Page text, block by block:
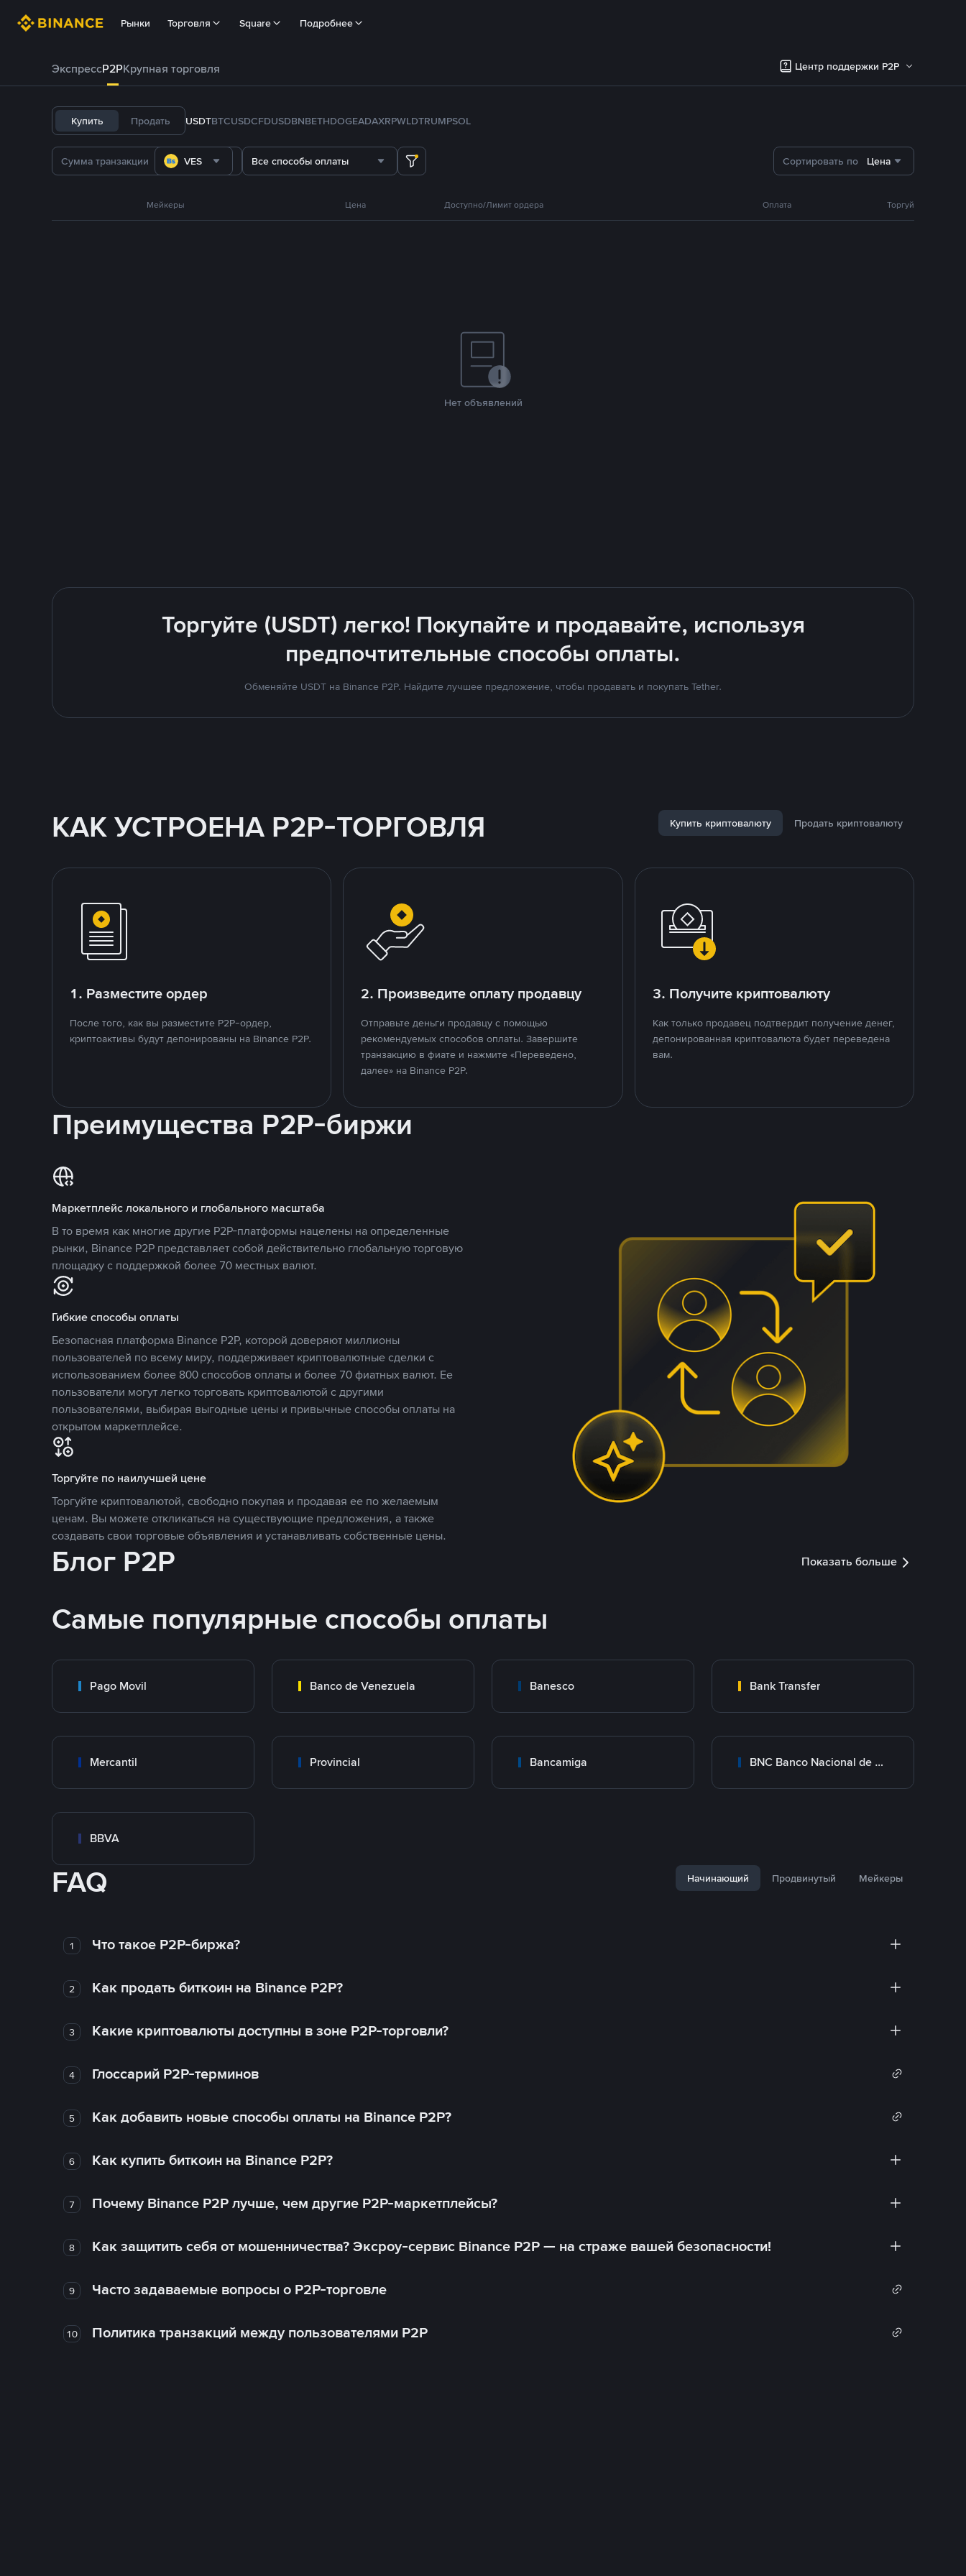
Рынки Торговля Square Подробнее
ЭкспрессP2PКрупная торговля Центр поддержки P2P
Купить Продать USDTBTCUSDCFDUSDBNBETHDOGEADAXRPWLDTRUMPSOL
VES Все способы оплаты Сортировать по Цена
Мейкеры Цена Доступно/Лимит ордера Оплата Торгуй
Нет объявлений
Торгуйте (USDT) легко! Покупайте и продавайте, используя
предпочтительные способы оплаты.
Обменяйте USDT на Binance P2P. Найдите лучшее предложение, чтобы продавать и покупать Tether.
КАК УСТРОЕНА P2P-ТОРГОВЛЯ Купить криптовалюту Продать криптовалюту
1. Разместите ордер
После того, как вы разместите P2P-ордер,
криптоактивы будут депонированы на Binance P2P.
2. Произведите оплату продавцу
Отправьте деньги продавцу с помощью
рекомендуемых способов оплаты. Завершите
транзакцию в фиате и нажмите «Переведено,
далее» на Binance P2P.
3. Получите криптовалюту
Как только продавец подтвердит получение денег,
депонированная криптовалюта будет переведена
вам.
Преимущества P2P-биржи
Маркетплейс локального и глобального масштаба
В то время как многие другие P2P-платформы нацелены на определенные
рынки, Binance P2P представляет собой действительно глобальную торговую
площадку с поддержкой более 70 местных валют.
Гибкие способы оплаты
Безопасная платформа Binance P2P, которой доверяют миллионы
пользователей по всему миру, поддерживает криптовалютные сделки с
использованием более 800 способов оплаты и более 70 фиатных валют. Ее
пользователи могут легко торговать криптовалютой с другими
пользователями, выбирая выгодные цены и привычные способы оплаты на
открытом маркетплейсе.
Торгуйте по наилучшей цене
Торгуйте криптовалютой, свободно покупая и продавая ее по желаемым
ценам. Вы можете откликаться на существующие предложения, а также
создавать свои торговые объявления и устанавливать собственные цены.
Блог P2P Показать больше
Самые популярные способы оплаты
Pago Movil Banco de Venezuela Banesco Bank Transfer
Mercantil Provincial Bancamiga BNC Banco Nacional de Crédito
BBVA
FAQ Начинающий Продвинутый Мейкеры
1 Что такое P2P-биржа?
2 Как продать биткоин на Binance P2P?
3 Какие криптовалюты доступны в зоне P2P-торговли?
4 Глоссарий P2P-терминов
5 Как добавить новые способы оплаты на Binance P2P?
6 Как купить биткоин на Binance P2P?
7 Почему Binance P2P лучше, чем другие P2P-маркетплейсы?
8 Как защитить себя от мошенничества? Эксроу-сервис Binance P2P — на страже вашей безопасности!
9 Часто задаваемые вопросы о P2P-торговле
10 Политика транзакций между пользователями P2P